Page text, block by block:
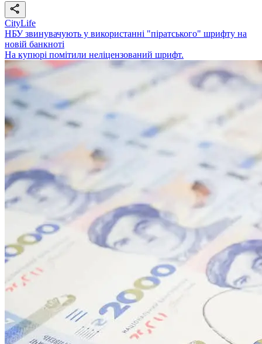
CityLife
НБУ звинувачують у використанні "піратського" шрифту на
новій банкноті
На купюрі помітили неліцензований шрифт.